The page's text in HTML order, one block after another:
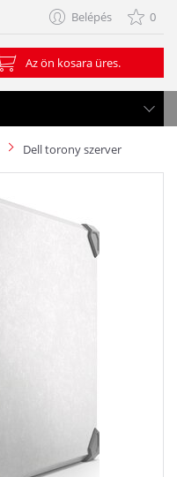
Belépés 0
Az ön kosara üres.
Dell torony szerver